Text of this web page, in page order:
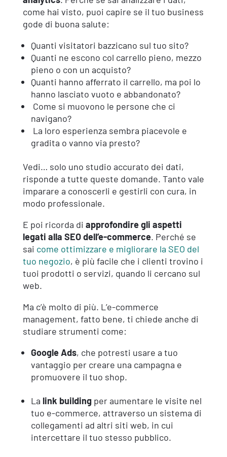
come hai visto, puoi capire se il tuo business
gode di buona salute:
Quanti visitatori bazzicano sul tuo sito?
Quanti ne escono col carrello pieno, mezzo
pieno o con un acquisto?
Quanti hanno afferrato il carrello, ma poi lo
hanno lasciato vuoto e abbandonato?
Come si muovono le persone che ci
navigano?
La loro esperienza sembra piacevole e
gradita o vanno via presto?
Vedi… solo uno studio accurato dei dati,
risponde a tutte queste domande. Tanto vale
imparare a conoscerli e gestirli con cura, in
modo professionale.
E poi ricorda di approfondire gli aspetti
legati alla SEO dell’e-commerce. Perché se
sai come ottimizzare e migliorare la SEO del
tuo negozio, è più facile che i clienti trovino i
tuoi prodotti o servizi, quando li cercano sul
web.
Ma c’è molto di più. L’e-commerce
management, fatto bene, ti chiede anche di
studiare strumenti come:
Google Ads, che potresti usare a tuo
vantaggio per creare una campagna e
promuovere il tuo shop.
La link buildingper aumentare le visite nel
tuo e-commerce, attraverso un sistema di
collegamenti ad altri siti web, in cui
intercettare il tuo stesso pubblico.